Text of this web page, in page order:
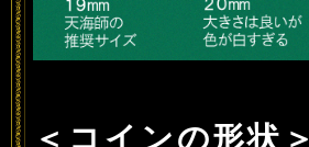
＜コインの形状＞